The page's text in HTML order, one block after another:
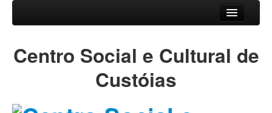
Resp.Sociais
Serviço de Apoio Domiciliário
Centro Social e Cultural de
Custóias